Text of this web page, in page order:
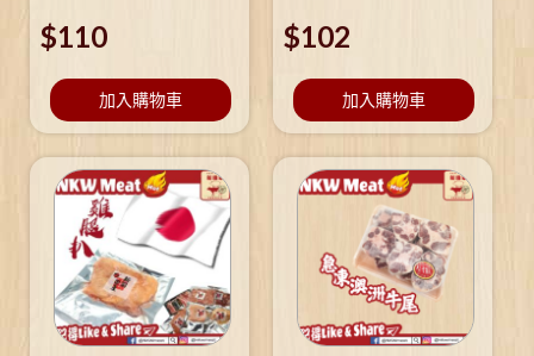
$110
加入購物車
$102
加入購物車